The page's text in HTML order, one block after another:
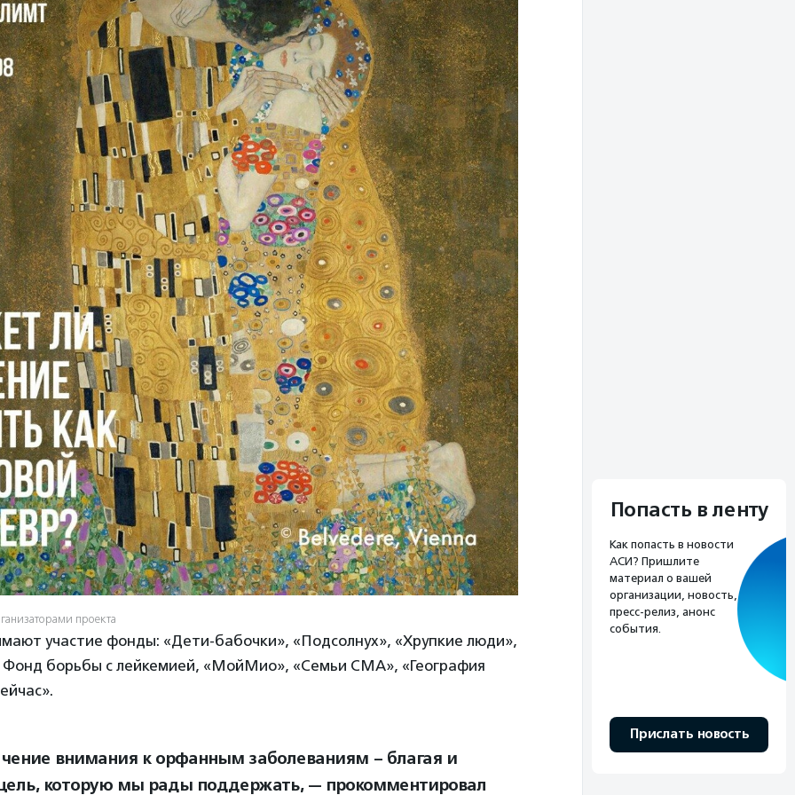
проекта
участие фонды: «Дети-бабочки», «Подсолнух», «Хрупкие люди»,
борьбы с лейкемией, «МойМио», «Семьи СМА», «География
внимания к орфанным заболеваниям – благая и
которую мы рады поддержать, — прокомментировал
Попасть в ленту
Как попасть в новости
АСИ? Пришлите
материал о вашей
организации, новость,
пресс-релиз, анонс
события.
Прислать новость